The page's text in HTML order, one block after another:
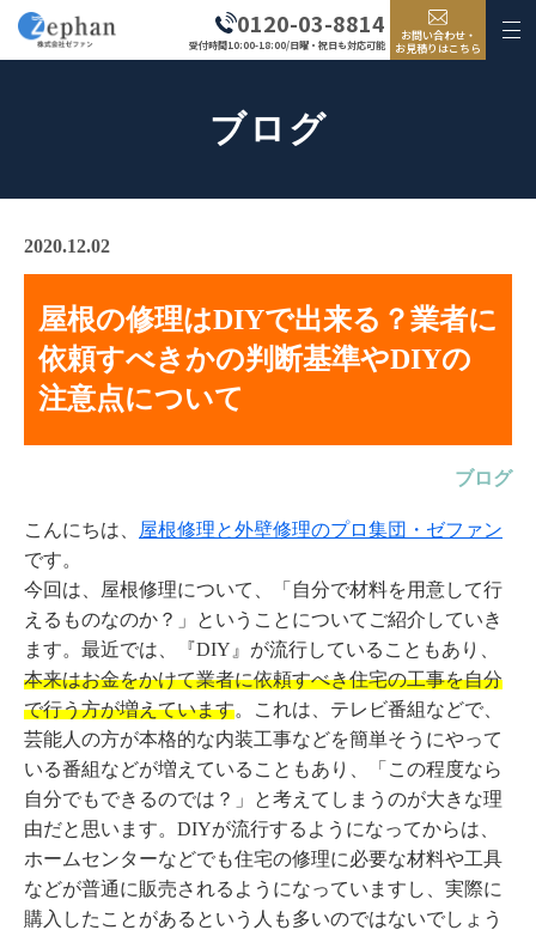
0120-03-8814
受付時間10:00-18:00/日曜・祝日も対応可能
お問い合わせ・
お見積りはこちら
ブログ
2020.12.02
屋根の修理はDIYで出来る？業者に
依頼すべきかの判断基準やDIYの
注意点について
ブログ
こんにちは、
屋根修理と外壁修理のプロ集団・ゼファン
です。
今回は、屋根修理について、「自分で材料を用意して行
えるものなのか？」ということについてご紹介していき
ます。最近では、『DIY』が流行していることもあり、
本来はお金をかけて業者に依頼すべき住宅の工事を自分
で行う方が増えています。これは、テレビ番組などで、
芸能人の方が本格的な内装工事などを簡単そうにやって
いる番組などが増えていることもあり、「この程度なら
自分でもできるのでは？」と考えてしまうのが大きな理
由だと思います。DIYが流行するようになってからは、
ホームセンターなどでも住宅の修理に必要な材料や工具
などが普通に販売されるようになっていますし、実際に
購入したことがあるという人も多いのではないでしょう